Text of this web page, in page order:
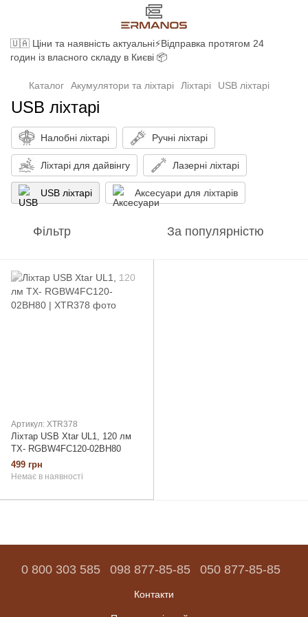
🇺🇦 Ціни та наявність актуальні⚡Відправка протягом 24
годин із власного складу в Києві 📦
Каталог Акумулятори та ліхтарі Ліхтарі USB ліхтарі
USB ліхтарі
Налобні ліхтарі Ручні ліхтарі
Ліхтарі для дайвінгу Лазерні ліхтарі
USB ліхтарі Аксесуари для ліхтарів
Фільтр За популярністю
Артикул: XTR378
Ліхтар USB Xtar UL1, 120 лм
TX- RGBW4FC120-02BH80
499 грн
Немає в наявності
0 800 303 585 098 877-85-85 050 877-85-85
Контакти